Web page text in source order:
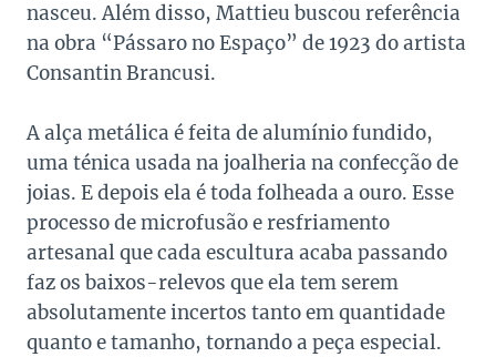
nasceu. Além disso, Mattieu buscou referência
na obra “Pássaro no Espaço” de 1923 do artista
Consantin Brancusi.
A alça metálica é feita de alumínio fundido,
uma ténica usada na joalheria na confecção de
joias. E depois ela é toda folheada a ouro. Esse
processo de microfusão e resfriamento
artesanal que cada escultura acaba passando
faz os baixos-relevos que ela tem serem
absolutamente incertos tanto em quantidade
quanto e tamanho, tornando a peça especial.